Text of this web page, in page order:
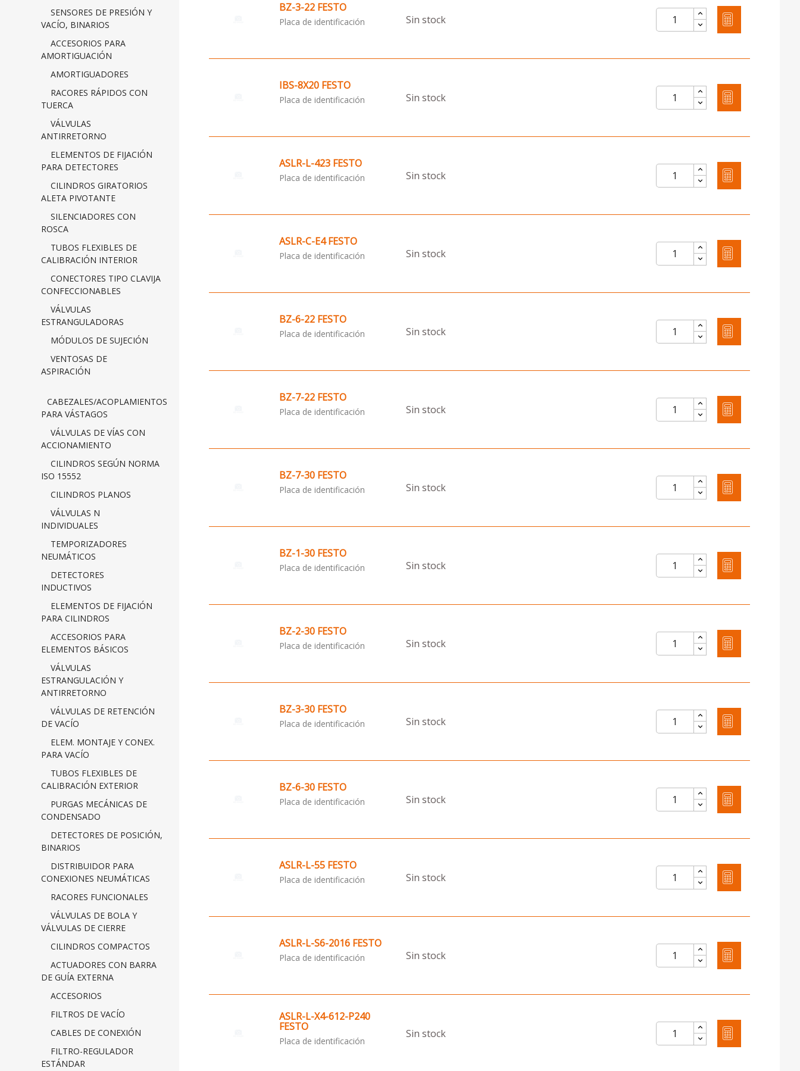
SENSORES DE PRESIÓN Y
VACÍO, BINARIOS
ACCESORIOS PARA
AMORTIGUACIÓN
AMORTIGUADORES
RACORES RÁPIDOS CON
TUERCA
VÁLVULAS
ANTIRRETORNO
ELEMENTOS DE FIJACIÓN
PARA DETECTORES
CILINDROS GIRATORIOS
ALETA PIVOTANTE
SILENCIADORES CON
ROSCA
TUBOS FLEXIBLES DE
CALIBRACIÓN INTERIOR
CONECTORES TIPO CLAVIJA
CONFECCIONABLES
VÁLVULAS
ESTRANGULADORAS
MÓDULOS DE SUJECIÓN
VENTOSAS DE
ASPIRACIÓN
CABEZALES/ACOPLAMIENTOS
PARA VÁSTAGOS
VÁLVULAS DE VÍAS CON
ACCIONAMIENTO
CILINDROS SEGÚN NORMA
ISO 15552
CILINDROS PLANOS
VÁLVULAS N
INDIVIDUALES
TEMPORIZADORES
NEUMÁTICOS
DETECTORES
INDUCTIVOS
ELEMENTOS DE FIJACIÓN
PARA CILINDROS
ACCESORIOS PARA
ELEMENTOS BÁSICOS
VÁLVULAS
ESTRANGULACIÓN Y
ANTIRRETORNO
VÁLVULAS DE RETENCIÓN
DE VACÍO
ELEM. MONTAJE Y CONEX.
PARA VACÍO
TUBOS FLEXIBLES DE
CALIBRACIÓN EXTERIOR
PURGAS MECÁNICAS DE
CONDENSADO
DETECTORES DE POSICIÓN,
BINARIOS
DISTRIBUIDOR PARA
CONEXIONES NEUMÁTICAS
RACORES FUNCIONALES
VÁLVULAS DE BOLA Y
VÁLVULAS DE CIERRE
CILINDROS COMPACTOS
ACTUADORES CON BARRA
DE GUÍA EXTERNA
ACCESORIOS
FILTROS DE VACÍO
CABLES DE CONEXIÓN
FILTRO-REGULADOR
ESTÁNDAR
BZ-3-22 FESTO
Placa de identificación Sin stock
IBS-8X20 FESTO
Placa de identificación Sin stock
ASLR-L-423 FESTO
Placa de identificación Sin stock
ASLR-C-E4 FESTO
Placa de identificación Sin stock
BZ-6-22 FESTO
Placa de identificación Sin stock
BZ-7-22 FESTO
Placa de identificación Sin stock
BZ-7-30 FESTO
Placa de identificación Sin stock
BZ-1-30 FESTO
Placa de identificación Sin stock
BZ-2-30 FESTO
Placa de identificación Sin stock
BZ-3-30 FESTO
Placa de identificación Sin stock
BZ-6-30 FESTO
Placa de identificación Sin stock
ASLR-L-55 FESTO
Placa de identificación Sin stock
ASLR-L-S6-2016 FESTO
Placa de identificación Sin stock
ASLR-L-X4-612-P240
FESTO
Placa de identificación
Sin stock